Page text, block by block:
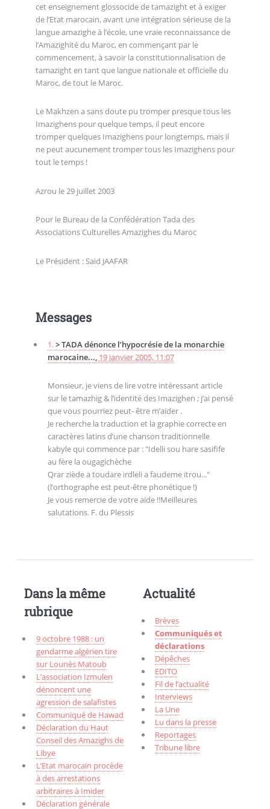
cet enseignement glossocide de tamazight et à exiger
de l’Etat marocain, avant une intégration sérieuse de la
langue amazighe à l’école, une vraie reconnaissance de
l’Amazighité du Maroc, en commençant par le
commencement, à savoir la constitutionnalisation de
tamazight en tant que langue nationale et officielle du
Maroc, de tout le Maroc.
Le Makhzen a sans doute pu tromper presque tous les
Imazighens pour quelque temps, il peut encore
tromper quelques Imazighens pour longtemps, mais il
ne peut aucunement tromper tous les Imazighens pour
tout le temps !
Azrou le 29 juillet 2003
Pour le Bureau de la Confédération Tada des
Associations Culturelles Amazighes du Maroc
Le Président : Said JAAFAR
Messages
1.> TADA dénonce l’hypocrésie de la monarchie
marocaine..., 19 janvier 2005, 11:07
Monsieur, je viens de lire votre intéressant article
sur le tamazhig & l’identité des Imazighen ; j’ai pensé
que vous pourriez peut- être m’aider .
Je recherche la traduction et la graphie correcte en
caractères latins d’une chanson traditionnelle
kabyle qui commence par : "Idelli sou hare sasifife
au fère la ougagichèche
Qrar ziède a toudare irdleli a faudeme itrou..."
(l’orthographe est peut-être phonétique !)
Je vous remercie de votre aide !!Meilleures
salutations. F. du Plessis
Dans la même
rubrique
9 octobre 1988 : un
gendarme algérien tire
sur Lounès Matoub
L’association Izmulen
dénoncent une
agression de salafistes
Communiqué de Hawad
Déclaration du Haut
Conseil des Amazighs de
Libye
L’Etat marocain procède
à des arrestations
arbitraires à Imider
Déclaration générale
Actualité
Brèves
Communiqués et
déclarations
Dépêches
EDITO
Fil de l’actualité
Interviews
La Une
Lu dans la presse
Reportages
Tribune libre